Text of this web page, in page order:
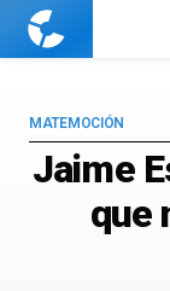
Cuaderno
Jaime
que
MATEMOCIÓN